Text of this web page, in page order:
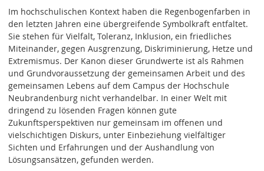
Im hochschulischen Kontext haben die Regenbogenfarben in
den letzten Jahren eine übergreifende Symbolkraft entfaltet.
Sie stehen für Vielfalt, Toleranz, Inklusion, ein friedliches
Miteinander, gegen Ausgrenzung, Diskriminierung, Hetze und
Extremismus. Der Kanon dieser Grundwerte ist als Rahmen
und Grundvoraussetzung der gemeinsamen Arbeit und des
gemeinsamen Lebens auf dem Campus der Hochschule
Neubrandenburg nicht verhandelbar. In einer Welt mit
dringend zu lösenden Fragen können gute
Zukunftsperspektiven nur gemeinsam im offenen und
vielschichtigen Diskurs, unter Einbeziehung vielfältiger
Sichten und Erfahrungen und der Aushandlung von
Lösungsansätzen, gefunden werden.